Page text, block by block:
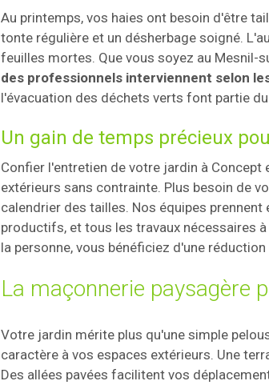
Au printemps, vos haies ont besoin d'être
tonte régulière et un désherbage soigné.
feuilles mortes. Que vous soyez au Mesnil-
des professionnels interviennent selon
l'évacuation des déchets verts font partie
Un gain de temps précieux
Confier l'entretien de votre jardin à
extérieurs sans contrainte. Plus besoin de
calendrier des tailles. Nos équipes
productifs, et tous les travaux nécessaires
la personne, vous bénéficiez d'une
La maçonnerie paysagère
Votre jardin mérite plus qu'une simple
caractère à vos espaces extérieurs. Une
Des allées pavées facilitent vos